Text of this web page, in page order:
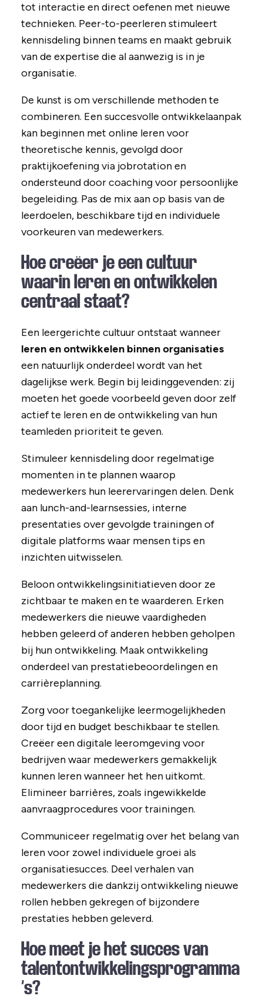
tot interactie en direct oefenen met nieuwe
technieken. Peer-to-peerleren stimuleert
kennisdeling binnen teams en maakt gebruik
van de expertise die al aanwezig is in je
organisatie.
De kunst is om verschillende methoden te
combineren. Een succesvolle ontwikkelaanpak
kan beginnen met online leren voor
theoretische kennis, gevolgd door
praktijkoefening via jobrotation en
ondersteund door coaching voor persoonlijke
begeleiding. Pas de mix aan op basis van de
leerdoelen, beschikbare tijd en individuele
voorkeuren van medewerkers.
Hoe creëer je een cultuur
waarin leren en ontwikkelen
centraal staat?
Een leergerichte cultuur ontstaat wanneer
leren en ontwikkelen binnen organisaties
een natuurlijk onderdeel wordt van het
dagelijkse werk. Begin bij leidinggevenden: zij
moeten het goede voorbeeld geven door zelf
actief te leren en de ontwikkeling van hun
teamleden prioriteit te geven.
Stimuleer kennisdeling door regelmatige
momenten in te plannen waarop
medewerkers hun leerervaringen delen. Denk
aan lunch-and-learnsessies, interne
presentaties over gevolgde trainingen of
digitale platforms waar mensen tips en
inzichten uitwisselen.
Beloon ontwikkelingsinitiatieven door ze
zichtbaar te maken en te waarderen. Erken
medewerkers die nieuwe vaardigheden
hebben geleerd of anderen hebben geholpen
bij hun ontwikkeling. Maak ontwikkeling
onderdeel van prestatiebeoordelingen en
carrièreplanning.
Zorg voor toegankelijke leermogelijkheden
door tijd en budget beschikbaar te stellen.
Creëer een digitale leeromgeving voor
bedrijven waar medewerkers gemakkelijk
kunnen leren wanneer het hen uitkomt.
Elimineer barrières, zoals ingewikkelde
aanvraagprocedures voor trainingen.
Communiceer regelmatig over het belang van
leren voor zowel individuele groei als
organisatiesucces. Deel verhalen van
medewerkers die dankzij ontwikkeling nieuwe
rollen hebben gekregen of bijzondere
prestaties hebben geleverd.
Hoe meet je het succes van
talentontwikkelingsprogramma
’s?